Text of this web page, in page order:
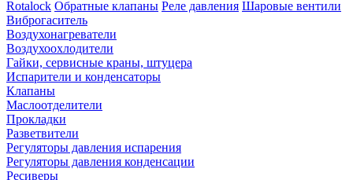
Rotalock Обратные клапаны Реле давления Шаровые вентили
Виброгаситель
Воздухонагреватели
Воздухоохлодители
Гайки, сервисные краны, штуцера
Испарители и конденсаторы
Клапаны
Маслоотделители
Прокладки
Разветвители
Регуляторы давления испарения
Регуляторы давления конденсации
Ресиверы